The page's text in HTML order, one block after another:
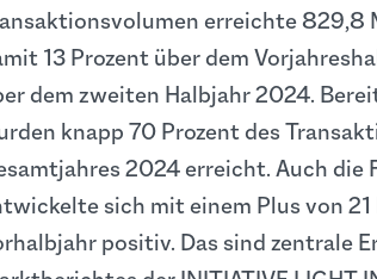
erreichte 829,8
13 Prozent über dem
dem zweiten Halbjahr 2024.
knapp 70 Prozent des
2024 erreicht. Auch die
sich mit einem Plus von
positiv. Das sind zentrale